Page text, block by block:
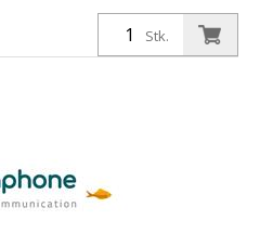
Stk.